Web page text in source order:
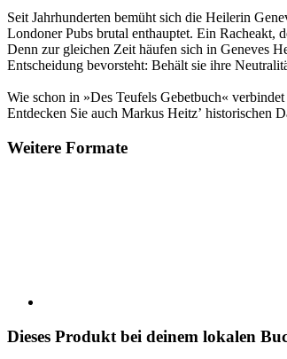
Seit Jahrhunderten bemüht sich die Heilerin
Londoner Pubs brutal enthauptet. Ein Racheakt,
Denn zur gleichen Zeit häufen sich in Geneves
Entscheidung bevorsteht: Behält sie ihre
Wie schon in »Des Teufels Gebetbuch«
Entdecken Sie auch Markus Heitzʼ historischen
Weitere Formate
Dieses Produkt bei deinem lokalen